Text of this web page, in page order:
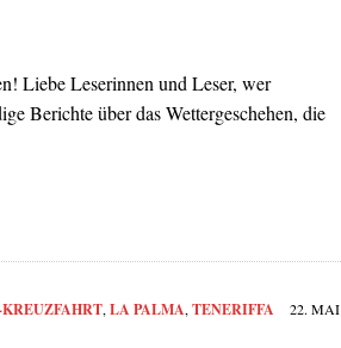
Liebe Leserinnen und Leser, wer
Berichte über das Wettergeschehen, die
, LA PALMA, TENERIFFA
22. MAI